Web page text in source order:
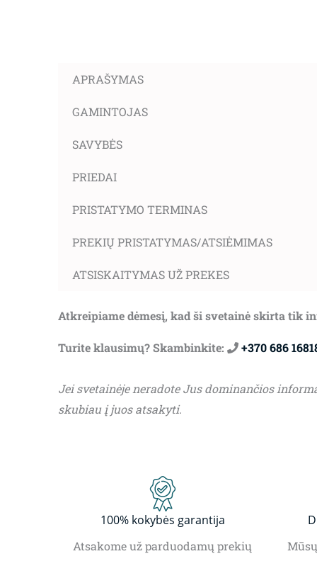
APRAŠYMAS
GAMINTOJAS
SAVYBĖS
PRIEDAI
PRISTATYMO TERMINAS
PREKIŲ PRISTATYMAS/ATSIĖMIMAS
ATSISKAITYMAS UŽ PREKES
Atkreipiame dėmesį, kad ši svetainė skirta tik
Turite klausimų? Skambinkite: +370 686
Jei svetainėje neradote Jus dominančios
skubiau į juos atsakyti.
100% kokybės garantija
Atsakome už parduodamų prekių